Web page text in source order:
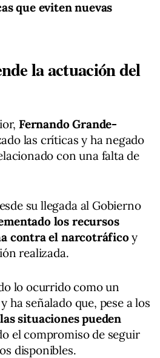
que eviten nuevas
la actuación del
Fernando Grande-
las críticas y ha negado
con una falta de
su llegada al Gobierno
los recursos
contra el narcotráficoy
realizada.
lo ocurrido como un
ha señalado que, pese a los
situaciones pueden
el compromiso de seguir
disponibles.